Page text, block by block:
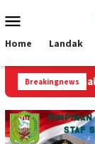
ke
Mobile
Home Landak
Breakingnews
Brong